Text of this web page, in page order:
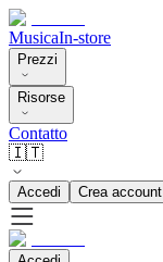
MusicaIn-store
Prezzi
Risorse
Contatto
🇮🇹
Accedi Crea account